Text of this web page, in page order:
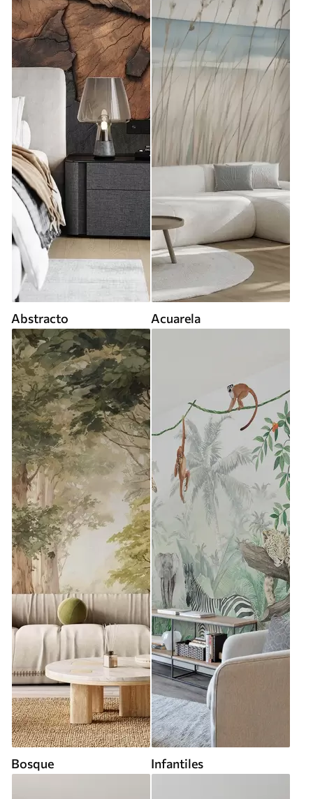
Abstracto Acuarela
Bosque Infantiles